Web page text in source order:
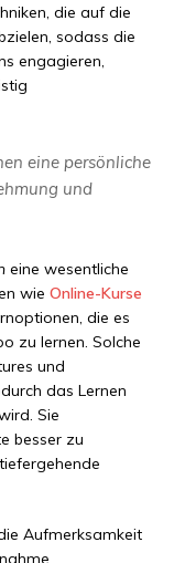
die auf die
sodass die
engagieren,
eine persönliche
und
eine wesentliche
wie Online-Kurse
die es
zu lernen. Solche
und
das Lernen
Sie
besser zu
Aufmerksamkeit